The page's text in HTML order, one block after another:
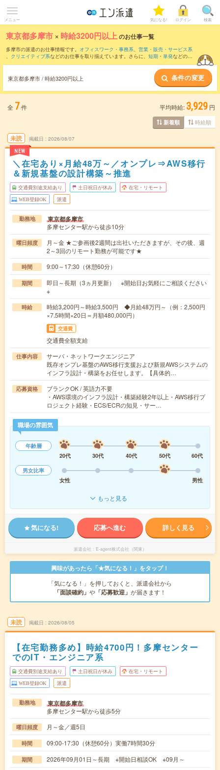
メニュー 気になる! ログイン 検索
東京都多摩市 × 時給3200円以上のお仕事一覧
多摩市の派遣のお仕事情報です。 オフィスワーク・事務系、 営業・販売・サービス系
、 クリエイティブ系などのお仕事を取り揃えています。さらに、 短期 ・ 単発などの期
東京都多摩市 / 時給3200円以上 条件の変更
全 7件 平均時給: 3,929 円
新着順 時給順
未読
NEW
掲載日 2026/08/07
＼在宅あり×月給48万～／オンプレ⇒AWS移行
＆新規基盤の設計構築～推進
交通費別途支給あり 土日祝日が休み 在宅・リモート
WEB登録OK 派遣
勤務地 東京都多摩市
多摩センター駅から徒歩10分
曜日頻度
月～金 ★ご参画後2週間は出社いただきますが、その後、週
2～3回のリモート勤務が可能です★
時間 9:00～17:30（休憩60分）
期間
即日～長期（3ヵ月更新） ※開始日お気軽にご相談ください
※
時給
時給3,200円～時給3,500円 ◆月給48万円～（例：2,500円
×7.5時間×20日＝月額480,000円）
交通費
交通費全額支給
仕事内容
サーバ・ネットワークエンジニア
既存オンプレ基盤のAWS移行支援および新規AWSシステムの
インフラ設計・構築をお任せします。【具体的…
応募資格
ブランクOK / 英語力不要
・AWS環境のインフラ設計・構築経験2年以上・AWS移行プ
ロジェクト経験・ECS/ECRの知見・サー…
職場の雰囲気
年齢層
20代
30代 40代 50代
60代
男女比率
女性
男性
もっと見る
気になる! 応募へ進む 詳しく見る
派遣会社 E-agent株式会社（関東）
興味があったら「★気になる！」をタップ！
「気になる！」を押しておくと、派遣会社から
「面談確約」 や 「応募歓迎」 が届きます！
未読 掲載日 2026/08/05
【在宅勤務多め】時給4700円！多摩センター
でのIT・エンジニア系
交通費別途支給あり 土日祝日が休み 在宅・リモート
WEB登録OK 派遣
勤務地 東京都多摩市
多摩センター駅から徒歩5分
曜日頻度 月～金／週5日
時間 09:00-17:30（休憩60分）実働7時間30分
期間 2026年09月01日～長期 ※開始日相談OK ※09月～